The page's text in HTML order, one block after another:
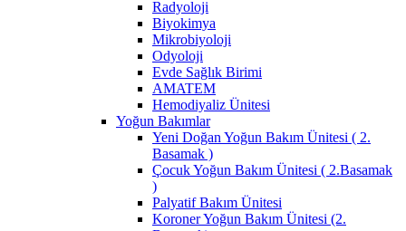
Radyoloji
Biyokimya
Mikrobiyoloji
Odyoloji
Evde Sağlık Birimi
AMATEM
Hemodiyaliz Ünitesi
Yoğun Bakımlar
Yeni Doğan Yoğun Bakım Ünitesi ( 2.
Basamak )
Çocuk Yoğun Bakım Ünitesi ( 2.Basamak
)
Palyatif Bakım Ünitesi
Koroner Yoğun Bakım Ünitesi (2.